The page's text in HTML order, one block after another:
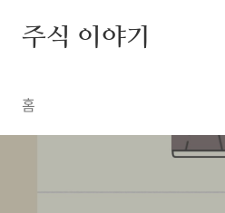
주식 이야기
홈